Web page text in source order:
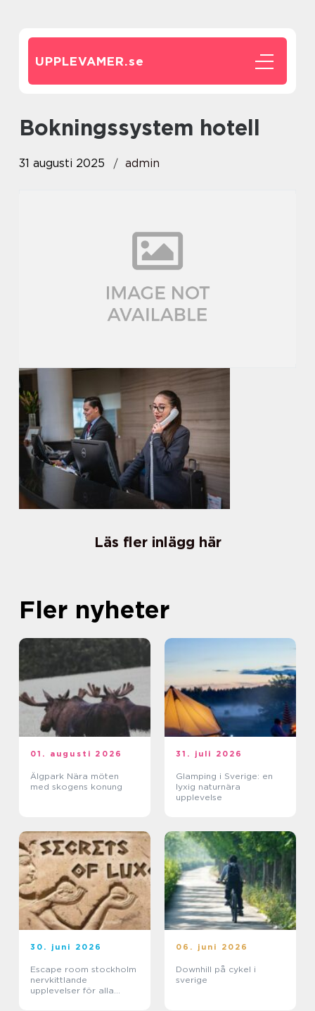
UPPLEVAMER.se
Bokningssystem hotell
31 augusti 2025 admin
Läs fler inlägg här
Fler nyheter
01. augusti 2026
Älgpark Nära möten
med skogens konung
31. juli 2026
Glamping i Sverige: en
lyxig naturnära
upplevelse
30. juni 2026
Escape room stockholm
nervkittlande
upplevelser för alla
06. juni 2026
Downhill på cykel i
sverige